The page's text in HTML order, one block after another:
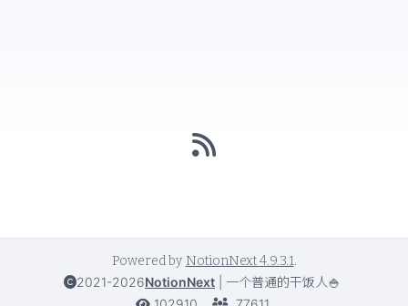
Powered by NotionNext4.9.3.1.
2021-2026NotionNext
一个普通的干饭人🍚